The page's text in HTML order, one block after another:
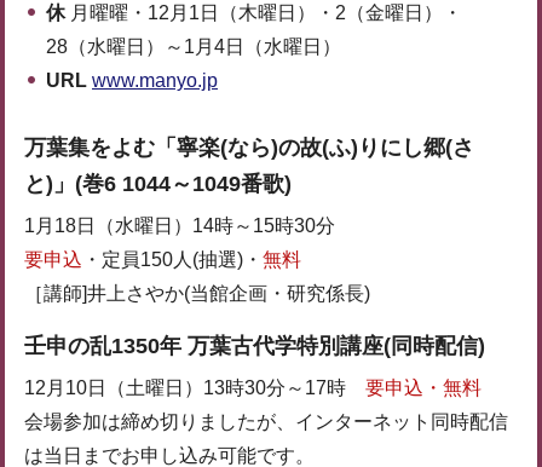
休 月曜曜・12月1日（木曜日）・2（金曜日）・
28（水曜日）～1月4日（水曜日）
URL www.manyo.jp
万葉集をよむ「寧楽(なら)の故(ふ)りにし郷(さ
と)」 (巻6 1044～1049番歌)
1月18日（水曜日）14時～15時30分
要申込 ・定員150人(抽選)・ 無料
［講師]井上さやか(当館企画・研究係長)
壬申の乱1350年 万葉古代学特別講座(同時配信)
12月10日（土曜日）13時30分～17時 要申込・無料
会場参加は締め切りましたが、インターネット同時配信
は当日までお申し込み可能です。